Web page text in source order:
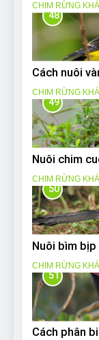
CHIM RỪNG
48
Cách nuôi
CHIM RỪNG
49
Nuôi chim
CHIM RỪNG
50
Nuôi bìm
CHIM RỪNG
51
Cách phân